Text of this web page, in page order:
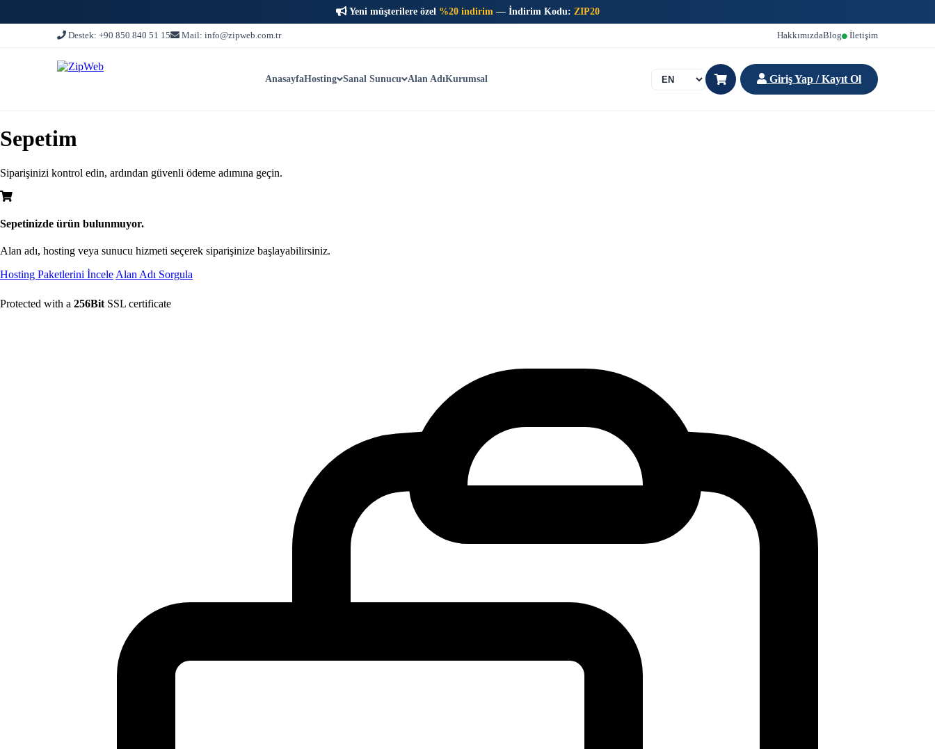
Yeni müşterilere özel %20 indirim— İndirim Kodu: ZIP20
Destek: +90 850 840 51 15 Mail: info@zipweb.com.tr HakkımızdaBlog İletişim
AnasayfaHosting Sanal Sunucu Alan AdıKurumsal Giriş Yap / Kayıt Ol
Sepetim
Siparişinizi kontrol edin, ardından güvenli ödeme adımına geçin.
Sepetinizde ürün bulunmuyor.
Alan adı, hosting veya sunucu hizmeti seçerek siparişinize başlayabilirsiniz.
Hosting Paketlerini İnceleAlan Adı Sorgula
Protected with a 256BitSSL certificate